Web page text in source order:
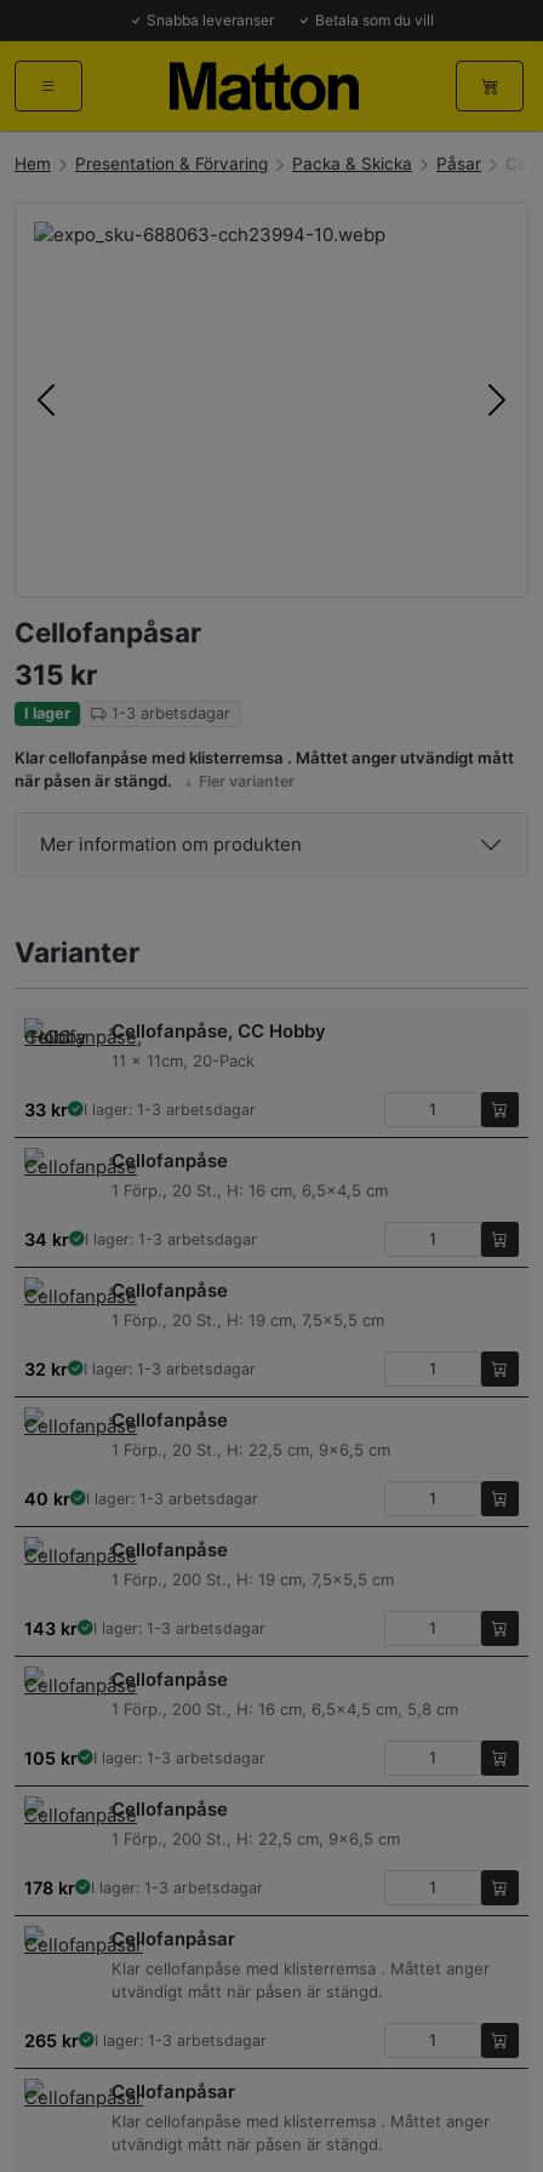
Snabba leveranser Betala som du vill
Hem Presentation & Förvaring Packa & Skicka Påsar
Föregående Nästa
Cellofanpåsar
315 kr
I lager 1-3 arbetsdagar
Klar cellofanpåse med klisterremsa . Måttet anger utvändigt mått
när påsen är stängd.
Fler varianter
Mer information om produkten
Varianter
Cellofanpåse, CC Hobby
11 x 11cm, 20-Pack
33 kr I lager: 1-3 arbetsdagar
Cellofanpåse
1 Förp., 20 St., H: 16 cm, 6,5×4,5 cm
34 kr I lager: 1-3 arbetsdagar
Cellofanpåse
1 Förp., 20 St., H: 19 cm, 7,5×5,5 cm
32 kr I lager: 1-3 arbetsdagar
Cellofanpåse
1 Förp., 20 St., H: 22,5 cm, 9×6,5 cm
40 kr I lager: 1-3 arbetsdagar
Cellofanpåse
1 Förp., 200 St., H: 19 cm, 7,5×5,5 cm
143 kr I lager: 1-3 arbetsdagar
Cellofanpåse
1 Förp., 200 St., H: 16 cm, 6,5×4,5 cm, 5,8 cm
105 kr I lager: 1-3 arbetsdagar
Cellofanpåse
1 Förp., 200 St., H: 22,5 cm, 9×6,5 cm
178 kr I lager: 1-3 arbetsdagar
Cellofanpåsar
Klar cellofanpåse med klisterremsa . Måttet anger
utvändigt mått när påsen är stängd.
265 kr I lager: 1-3 arbetsdagar
Cellofanpåsar
Klar cellofanpåse med klisterremsa . Måttet anger
utvändigt mått när påsen är stängd.